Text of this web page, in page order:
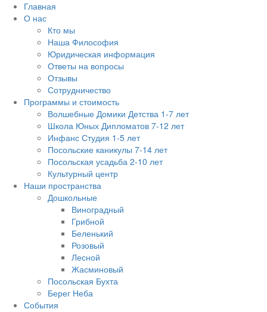
Главная
О нас
Кто мы
Наша Философия
Юридическая информация
Ответы на вопросы
Отзывы
Сотрудничество
Программы и стоимость
Волшебные Домики Детства 1-7 лет
Школа Юных Дипломатов 7-12 лет
Инфанс Студия 1-5 лет
Посольские каникулы 7-14 лет
Посольская усадьба 2-10 лет
Культурный центр
Наши пространства
Дошкольные
Виноградный
Грибной
Беленький
Розовый
Лесной
Жасминовый
Посольская Бухта
Берег Неба
События